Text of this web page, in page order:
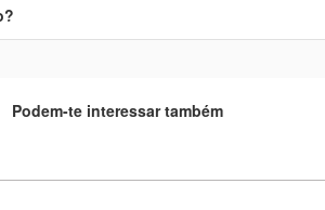
Podem-te interessar também